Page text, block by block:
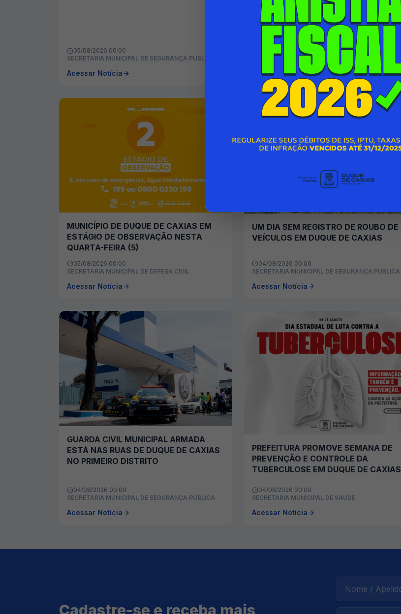
05/08/2026 00:00
SECRETARIA MUNICIPAL DE SEGURANÇA PÚBLICA
Acessar Notícia
VISÃO CAXIENSE FAZ ENTREGA DE
1.300 ÓCULOS GRATUITOS PARA
PACIENTES OFTALMOLÓGICOS
05/08/2026 00:00
SECRETARIA MUNICIPAL DE SAÚDE
Acessar Notícia
MUNICÍPIO DE DUQUE DE CAXIAS EM
ESTÁGIO DE OBSERVAÇÃO NESTA
QUARTA-FEIRA (5)
05/08/2026 00:00
SECRETARIA MUNICIPAL DE DEFESA CIVIL
Acessar Notícia
UM DIA SEM REGISTRO DE ROUBO DE
VEÍCULOS EM DUQUE DE CAXIAS
04/08/2026 00:00
SECRETARIA MUNICIPAL DE SEGURANÇA PÚBLICA
Acessar Notícia
GUARDA CIVIL MUNICIPAL ARMADA
ESTÁ NAS RUAS DE DUQUE DE CAXIAS
NO PRIMEIRO DISTRITO
04/08/2026 00:00
SECRETARIA MUNICIPAL DE SEGURANÇA PÚBLICA
Acessar Notícia
PREFEITURA PROMOVE SEMANA DE
PREVENÇÃO E CONTROLE DA
TUBERCULOSE EM DUQUE DE CAXIAS
04/08/2026 00:00
SECRETARIA MUNICIPAL DE SAÚDE
Acessar Notícia
Cadastre-se e receba mais